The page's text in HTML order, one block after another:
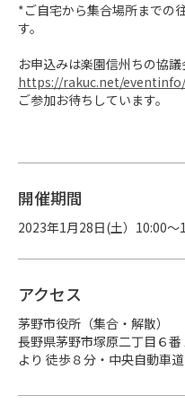
*ご自宅から集合場所までの
す。
https://rakuc.net/
ご参加お待ちしています。
開催期間
2023年1月28日(土）10:00〜
アクセス
茅野市役所（集合・解散）
長野県茅野市塚原二丁目６
より 徒歩８分・中央自動車